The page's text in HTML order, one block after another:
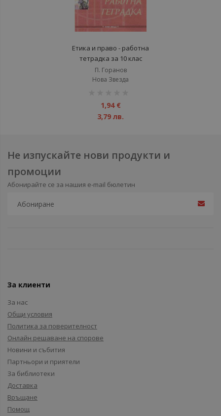
Етика и право - работна
тетрадка за 10 клас
П. Горанов
Нова Звезда
1,94 €
3,79 лв.
Не изпускайте нови продукти и
промоции
Абонирайте се за нашия e-mail бюлетин
За клиенти
За нас
Общи условия
Политика за поверителност
Онлайн решаване на спорове
Новини и събития
Партньори и приятели
За библиотеки
Доставка
Връщане
Помощ